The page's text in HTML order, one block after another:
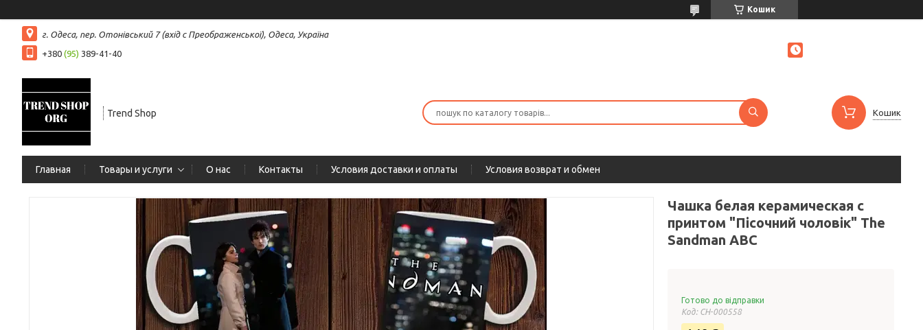
Кошик
г. Одеса, пер. Отонівський 7 (вхід с Преображенської), Одеса, Україна
+380 (95) 389-41-40
Trend Shop Кошик
Главная Товары и услуги О нас Контакты Условия доставки и оплаты Условия возврат и обмен
Чашка белая керамическая с
принтом "Пісочний чоловік" The
Sandman ABC
Готово до відправки
Код: СH-000558